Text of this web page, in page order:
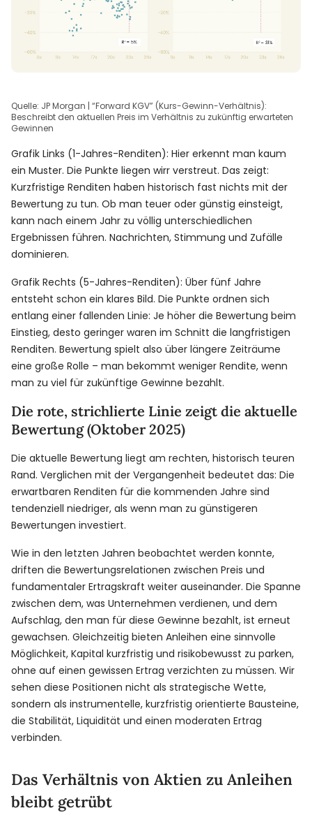
Quelle: JP Morgan | “Forward KGV” (Kurs-Gewinn-Verhältnis):
Beschreibt den aktuellen Preis im Verhältnis zu zukünftig erwarteten
Gewinnen
Grafik Links (1-Jahres-Renditen): Hier erkennt man kaum
ein Muster. Die Punkte liegen wirr verstreut. Das zeigt:
Kurzfristige Renditen haben historisch fast nichts mit der
Bewertung zu tun. Ob man teuer oder günstig einsteigt,
kann nach einem Jahr zu völlig unterschiedlichen
Ergebnissen führen. Nachrichten, Stimmung und Zufälle
dominieren.
Grafik Rechts (5-Jahres-Renditen): Über fünf Jahre
entsteht schon ein klares Bild. Die Punkte ordnen sich
entlang einer fallenden Linie: Je höher die Bewertung beim
Einstieg, desto geringer waren im Schnitt die langfristigen
Renditen. Bewertung spielt also über längere Zeiträume
eine große Rolle – man bekommt weniger Rendite, wenn
man zu viel für zukünftige Gewinne bezahlt.
Die rote, strichlierte Linie zeigt die aktuelle
Bewertung (Oktober 2025)
Die aktuelle Bewertung liegt am rechten, historisch teuren
Rand. Verglichen mit der Vergangenheit bedeutet das: Die
erwartbaren Renditen für die kommenden Jahre sind
tendenziell niedriger, als wenn man zu günstigeren
Bewertungen investiert.
Wie in den letzten Jahren beobachtet werden konnte,
driften die Bewertungsrelationen zwischen Preis und
fundamentaler Ertragskraft weiter auseinander. Die Spanne
zwischen dem, was Unternehmen verdienen, und dem
Aufschlag, den man für diese Gewinne bezahlt, ist erneut
gewachsen. Gleichzeitig bieten Anleihen eine sinnvolle
Möglichkeit, Kapital kurzfristig und risikobewusst zu parken,
ohne auf einen gewissen Ertrag verzichten zu müssen. Wir
sehen diese Positionen nicht als strategische Wette,
sondern als instrumentelle, kurzfristig orientierte Bausteine,
die Stabilität, Liquidität und einen moderaten Ertrag
verbinden.
Das Verhältnis von Aktien zu Anleihen
bleibt getrübt